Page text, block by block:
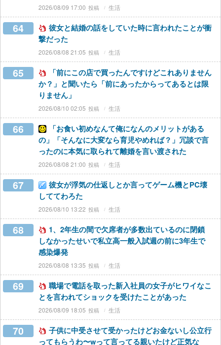
2026/08/09 17:00 生活
64
彼女と結婚の話をしていた時に言われたことが衝
撃だった
2026/08/08 21:05 生活
65
「前にこの店で買ったんですけどこれありません
か？」と聞いたら「前にあったからってあるとは限
りません」
2026/08/10 02:05 生活
66
「お食い初めなんて俺になんのメリットがある
の」「そんなに大変なら育児やめれば？」冗談で言
ったのに本気に取られて離婚を言い渡された
2026/08/08 21:00 生活
67
彼女が浮気の仕返しとか言ってゲーム機とPC壊
しててわろた
2026/08/10 13:22 生活
68
1、2年生の間で欠席者が多数出ているのに閉鎖
しなかったせいで私立高一般入試週の前に3年生で
感染爆発
2026/08/08 13:35 生活
69
職場で電話を取った新入社員の女子がヒワイなこ
とを言われてショックを受けたことがあった
2026/08/09 18:05 生活
70
子供に中受させて受かったけどお金ないし公立行
ってもらうわ〜wって言ってる親いたけど正気な